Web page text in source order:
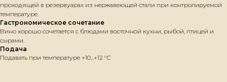
проходящей в резервуарах из нержавеющей стали при контролируемой
температуре.
Гастрономическое сочетание
Вино хорошо сочетается с блюдами восточной кухни, рыбой, птицей и
сырами.
Подача
Подавать при температуре +10...+12 °С